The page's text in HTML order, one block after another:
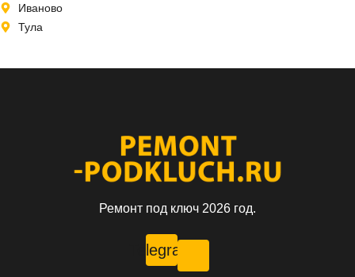
Иваново
Тула
Ремонт под ключ 2026 год.
Telegram